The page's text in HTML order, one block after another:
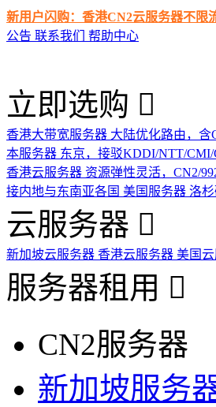
新用户闪购：香港CN2云服务器不限
公告 联系我们 帮助中心
立即选购
香港大带宽服务器 大陆优化路由，
本服务器 东京，接驳KDDI/NTT/
香港云服务器 资源弹性灵活，CN2/
接内地与东南亚各国 美国服务器 洛
云服务器
新加坡云服务器 香港云服务器 美国
服务器租用
CN2服务器
新加坡服务